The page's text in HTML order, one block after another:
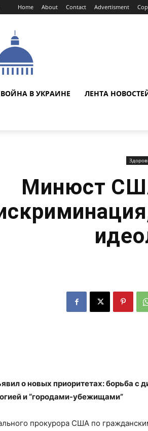
Home About Contact Advertisment
ВОЙНА В УКРАИНЕ ЛЕНТА
Минюст
о новых приоритетах: борьба с
и “городами-убежищами”
прокурора США по